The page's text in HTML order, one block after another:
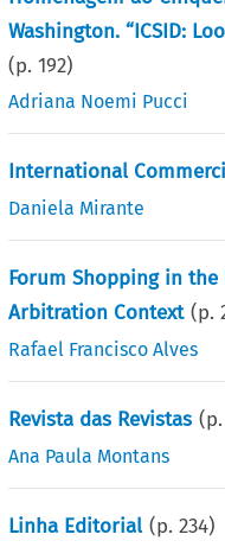
Washington. “ICSID:
(p.192)
Adriana Noemi Pucci
International
Daniela Mirante
Forum Shopping in
Arbitration Context (p.
Rafael Francisco Alves
Revista das Revistas
Ana Paula Montans
Linha Editorial (p.234)